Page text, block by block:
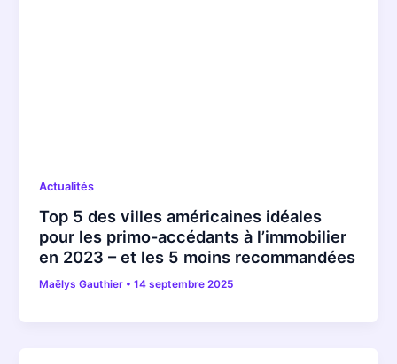
Actualités
Top 5 des villes américaines idéales
pour les primo-accédants à l’immobilier
en 2023 – et les 5 moins recommandées
Maëlys Gauthier •14 septembre 2025